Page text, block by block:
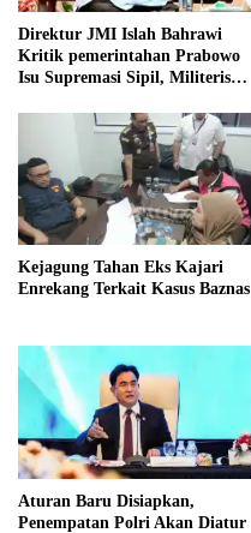
Direktur JMI Islah Bahrawi
Kritik pemerintahan Prabowo
Isu Supremasi Sipil, Militerisasi,
Kejagung Tahan Eks Kajari
Enrekang Terkait Kasus Baznas
Aturan Baru Disiapkan,
Penempatan Polri Akan Diatur